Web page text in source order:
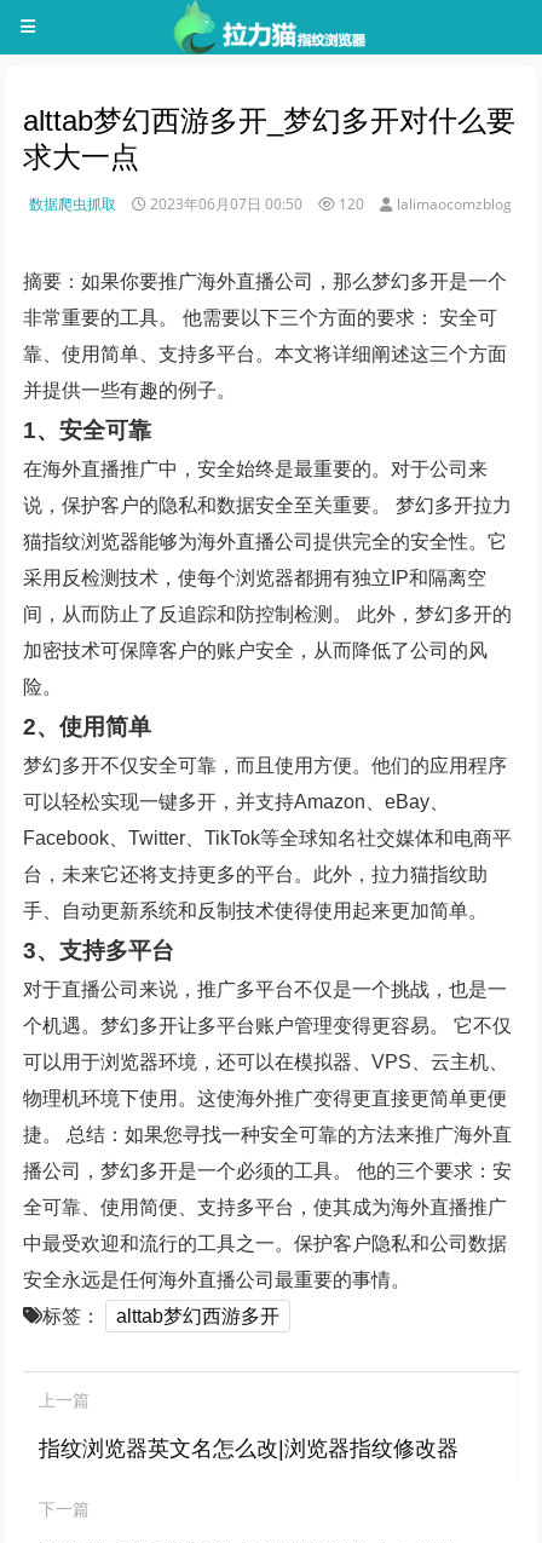
alttab梦幻西游多开_梦幻多开对什么要
求大一点
数据爬虫抓取 2023年06月07日 00:50 120 lalimaocomzblog
摘要：如果你要推广海外直播公司，那么梦幻多开是一个
非常重要的工具。 他需要以下三个方面的要求： 安全可
靠、使用简单、支持多平台。本文将详细阐述这三个方面
并提供一些有趣的例子。
1、安全可靠
在海外直播推广中，安全始终是最重要的。对于公司来
说，保护客户的隐私和数据安全至关重要。 梦幻多开拉力
猫指纹浏览器能够为海外直播公司提供完全的安全性。它
采用反检测技术，使每个浏览器都拥有独立IP和隔离空
间，从而防止了反追踪和防控制检测。 此外，梦幻多开的
加密技术可保障客户的账户安全，从而降低了公司的风
险。
2、使用简单
梦幻多开不仅安全可靠，而且使用方便。他们的应用程序
可以轻松实现一键多开，并支持Amazon、eBay、
Facebook、Twitter、TikTok等全球知名社交媒体和电商平
台，未来它还将支持更多的平台。此外，拉力猫指纹助
手、自动更新系统和反制技术使得使用起来更加简单。
3、支持多平台
对于直播公司来说，推广多平台不仅是一个挑战，也是一
个机遇。梦幻多开让多平台账户管理变得更容易。 它不仅
可以用于浏览器环境，还可以在模拟器、VPS、云主机、
物理机环境下使用。这使海外推广变得更直接更简单更便
捷。 总结：如果您寻找一种安全可靠的方法来推广海外直
播公司，梦幻多开是一个必须的工具。 他的三个要求：安
全可靠、使用简便、支持多平台，使其成为海外直播推广
中最受欢迎和流行的工具之一。保护客户隐私和公司数据
安全永远是任何海外直播公司最重要的事情。
标签：
alttab梦幻西游多开
上一篇
指纹浏览器英文名怎么改|浏览器指纹修改器
下一篇